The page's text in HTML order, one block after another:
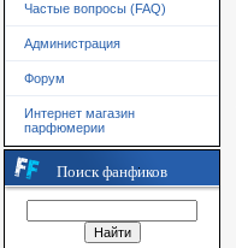
Частые вопросы (FAQ)
Администрация
Форум
Интернет магазин
парфюмерии
Поиск фанфиков